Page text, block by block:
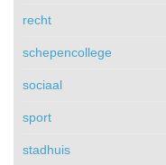
recht
schepencollege
sociaal
sport
stadhuis